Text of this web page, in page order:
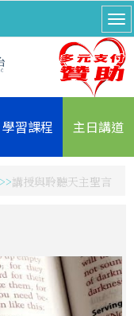
學習課程 主日講道
講授與聆聽天主聖言